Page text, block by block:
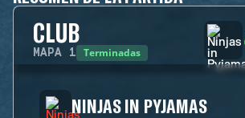
CLUB
MAPA 1 Terminadas
NINJAS IN PYJAMAS